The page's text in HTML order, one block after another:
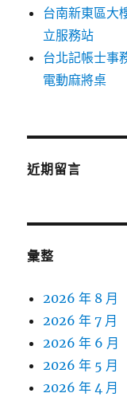
台南新東區大
立服務站
台北記帳士事
電動麻將桌
近期留言
彙整
2026 年 8 月
2026 年 7 月
2026 年 6 月
2026 年 5 月
2026 年 4 月